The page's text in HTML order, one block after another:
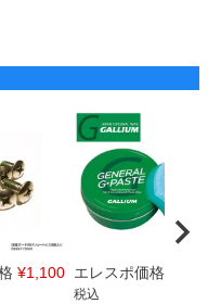
¥1,100 エレスポ価格
税込